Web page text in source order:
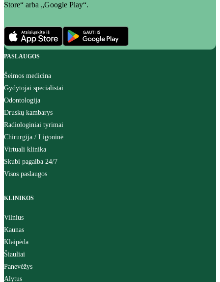
Store“ arba „Google Play“.
PASLAUGOS
Šeimos medicina
Gydytojai specialistai
Odontologija
Druskų kambarys
Radiologiniai tyrimai
Chirurgija / Ligoninė
Virtuali klinika
Skubi pagalba 24/7
Visos paslaugos
KLINIKOS
Vilnius
Kaunas
Klaipėda
Šiauliai
Panevėžys
Alytus